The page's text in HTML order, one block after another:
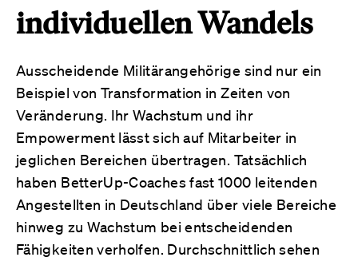
individuellen Wandels
Ausscheidende Militärangehörige sind nur ein
Beispiel von Transformation in Zeiten von
Veränderung. Ihr Wachstum und ihr
Empowerment lässt sich auf Mitarbeiter in
jeglichen Bereichen übertragen. Tatsächlich
haben BetterUp-Coaches fast 1000 leitenden
Angestellten in Deutschland über viele Bereiche
hinweg zu Wachstum bei entscheidenden
Fähigkeiten verholfen. Durchschnittlich sehen